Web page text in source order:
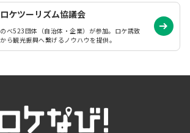
ロケツーリズム協議会
のべ523団体（自治体・企業）が参加。ロケ誘致
から観光振興へ繋げるノウハウを提供。